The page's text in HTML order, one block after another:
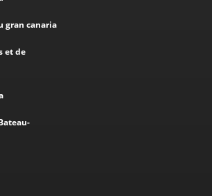
gran canaria
et de